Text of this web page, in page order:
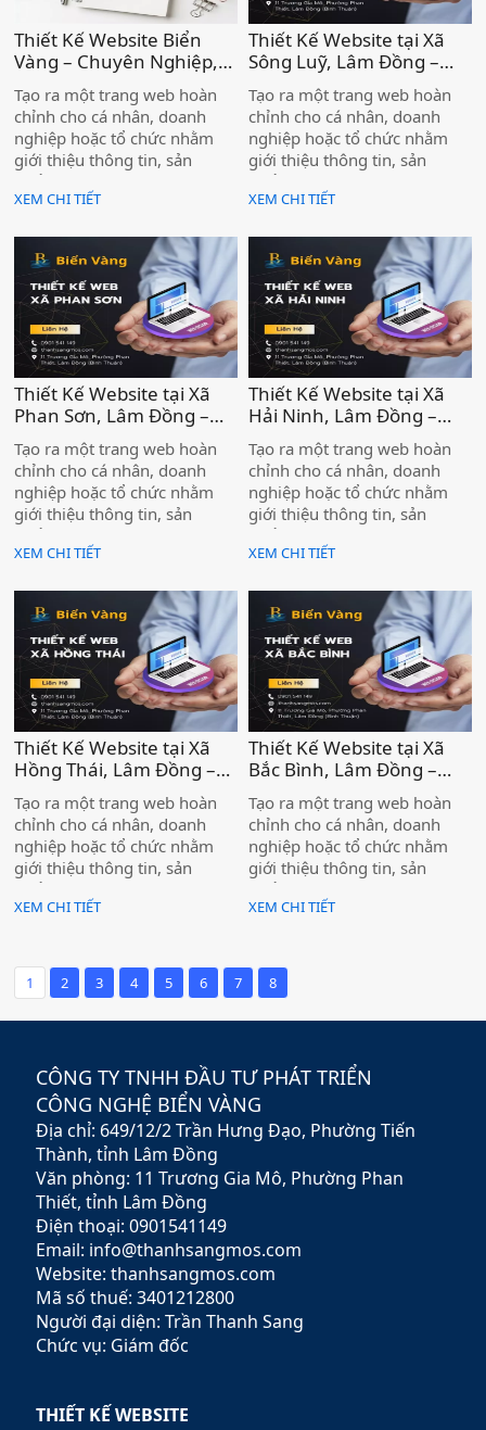
Thiết Kế Website Biển
Vàng – Chuyên Nghiệp,
Đẹp Mắt, Chuẩn Thương
Hiệu Tại Xã Lương Sơn -
Lâm Đồng )
Tạo ra một trang web hoàn
chỉnh cho cá nhân, doanh
nghiệp hoặc tổ chức nhằm
giới thiệu thông tin, sản
phẩm và dịch vụ đến khách
hàng trên môi trường
nghiệp không chỉ là bộ mặt
thương hiệu trực tuyến, mà
còn là kênh bán hàng,
marketing và chăm sóc khách
hàng hiệu quả, giúp doanh
nghiệp tiếp cận lượng khách
hàng tiềm năng khổng lồ.
XEM CHI TIẾT
Thiết Kế Website tại Xã
Sông Luỹ, Lâm Đồng –
Đồng Hành Cùng Doanh
Nghiệp Chinh Phục Thị
Trường Online Cùng Biển
Vàng )
Tạo ra một trang web hoàn
chỉnh cho cá nhân, doanh
nghiệp hoặc tổ chức nhằm
giới thiệu thông tin, sản
phẩm và dịch vụ đến khách
hàng trên môi trường
nghiệp không chỉ là bộ mặt
thương hiệu trực tuyến, mà
còn là kênh bán hàng,
marketing và chăm sóc khách
hàng hiệu quả, giúp doanh
nghiệp tiếp cận lượng khách
hàng tiềm năng khổng lồ.
XEM CHI TIẾT
Thiết Kế Website tại Xã
Phan Sơn, Lâm Đồng –
Đồng Hành Cùng Doanh
Nghiệp Chinh Phục Thị
Trường Online Cùng Biển
Vàng )
Tạo ra một trang web hoàn
chỉnh cho cá nhân, doanh
nghiệp hoặc tổ chức nhằm
giới thiệu thông tin, sản
phẩm và dịch vụ đến khách
hàng trên môi trường
nghiệp không chỉ là bộ mặt
thương hiệu trực tuyến, mà
còn là kênh bán hàng,
marketing và chăm sóc khách
hàng hiệu quả, giúp doanh
nghiệp tiếp cận lượng khách
hàng tiềm năng khổng lồ.
XEM CHI TIẾT
Thiết Kế Website tại Xã
Hải Ninh, Lâm Đồng –
Đồng Hành Cùng Doanh
Nghiệp Chinh Phục Thị
Trường Online Cùng Biển
Vàng )
Tạo ra một trang web hoàn
chỉnh cho cá nhân, doanh
nghiệp hoặc tổ chức nhằm
giới thiệu thông tin, sản
phẩm và dịch vụ đến khách
hàng trên môi trường
nghiệp không chỉ là bộ mặt
thương hiệu trực tuyến, mà
còn là kênh bán hàng,
marketing và chăm sóc khách
hàng hiệu quả, giúp doanh
nghiệp tiếp cận lượng khách
hàng tiềm năng khổng lồ.
XEM CHI TIẾT
Thiết Kế Website tại Xã
Hồng Thái, Lâm Đồng –
Đồng Hành Cùng Doanh
Nghiệp Chinh Phục Thị
Trường Online Cùng Biển
Vàng )
Tạo ra một trang web hoàn
chỉnh cho cá nhân, doanh
nghiệp hoặc tổ chức nhằm
giới thiệu thông tin, sản
phẩm và dịch vụ đến khách
hàng trên môi trường
thương hiệu trực tuyến, mà
còn là kênh bán hàng,
marketing và chăm sóc khách
nghiệp tiếp cận lượng khách
hàng tiềm năng khổng lồ.
XEM CHI TIẾT
Thiết Kế Website tại Xã
Bắc Bình, Lâm Đồng –
Đồng Hành Cùng Doanh
Nghiệp Chinh Phục Thị
Trường Online Cùng Biển
Vàng )
Tạo ra một trang web hoàn
chỉnh cho cá nhân, doanh
nghiệp hoặc tổ chức nhằm
giới thiệu thông tin, sản
phẩm và dịch vụ đến khách
hàng trên môi trường
thương hiệu trực tuyến, mà
còn là kênh bán hàng,
marketing và chăm sóc khách
nghiệp tiếp cận lượng khách
hàng tiềm năng khổng lồ.
XEM CHI TIẾT
1 2 3 4 5 6 7 8
CÔNG TY TNHH ĐẦU TƯ PHÁT TRIỂN
CÔNG NGHỆ BIỂN VÀNG
Địa chỉ: 649/12/2 Trần Hưng Đạo, Phường Tiến
Thành, tỉnh Lâm Đồng
Văn phòng: 11 Trương Gia Mô, Phường Phan
Thiết, tỉnh Lâm Đồng
Điện thoại: 0901541149
Email: info@thanhsangmos.com
Website: thanhsangmos.com
Mã số thuế: 3401212800
Người đại diện: Trần Thanh Sang
Chức vụ: Giám đốc
THIẾT KẾ WEBSITE